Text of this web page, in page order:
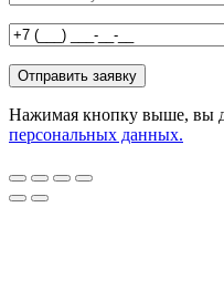
Нажимая кнопку выше, вы
персональных данных.